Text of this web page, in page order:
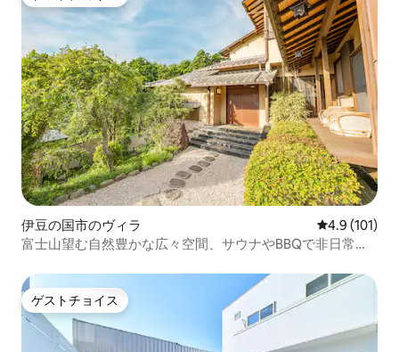
伊豆の国市のヴィラ レビュー101
4.9 (101)
富士山望む自然豊かな広々空間、サウナやBBQで非日常体
ゲストチョイス
ゲストチョイス